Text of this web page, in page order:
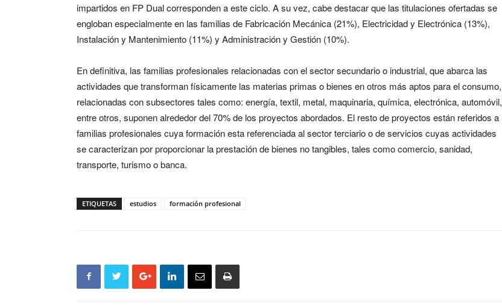
impartidos en FP Dual corresponden a este ciclo. A su vez, cabe destacar que las titulaciones ofertadas se
engloban especialmente en las familias de Fabricación Mecánica (21%), Electricidad y Electrónica (13%),
Instalación y Mantenimiento (11%) y Administración y Gestión (10%).
En definitiva, las familias profesionales relacionadas con el sector secundario o industrial, que abarca las
actividades que transforman físicamente las materias primas o bienes en otros más aptos para el consumo,
relacionadas con subsectores tales como: energía, textil, metal, maquinaria, química, electrónica, automóvil,
entre otros, suponen alrededor del 70% de los proyectos abordados. El resto de proyectos están referidos a
familias profesionales cuya formación esta referenciada al sector terciario o de servicios cuyas actividades
se caracterizan por proporcionar la prestación de bienes no tangibles, tales como comercio, sanidad,
transporte, turismo o banca.
ETIQUETAS estudios formación profesional